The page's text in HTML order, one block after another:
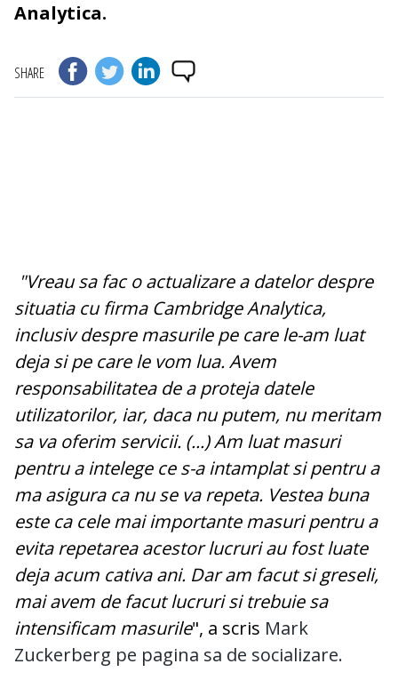
Analytica.
SHARE
"Vreau sa fac o actualizare a datelor despre
situatia cu firma Cambridge Analytica,
inclusiv despre masurile pe care le-am luat
deja si pe care le vom lua. Avem
responsabilitatea de a proteja datele
utilizatorilor, iar, daca nu putem, nu meritam
sa va oferim servicii. (...) Am luat masuri
pentru a intelege ce s-a intamplat si pentru a
ma asigura ca nu se va repeta. Vestea buna
este ca cele mai importante masuri pentru a
evita repetarea acestor lucruri au fost luate
deja acum cativa ani. Dar am facut si greseli,
mai avem de facut lucruri si trebuie sa
intensificam masurile", a scris Mark
Zuckerberg pe pagina sa de socializare.